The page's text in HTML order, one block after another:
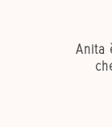
Anita
Anita